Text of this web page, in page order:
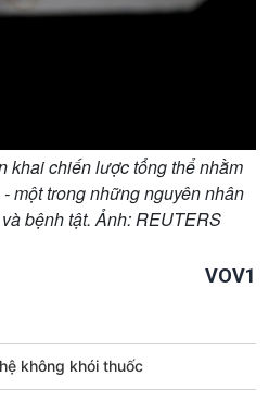
Khoa học & Công nghệ
Sống chung với biến đổi
khí hậu
khai chiến lược tổng thể nhằm
một trong những nguyên nhân
bệnh tật. Ảnh: REUTERS
VOV1
không khói thuốc